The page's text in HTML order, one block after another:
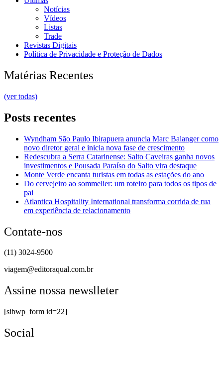
Notícias
Vídeos
Listas
Trade
Revistas Digitais
Política de Privacidade e Proteção de Dados
Matérias Recentes
(ver todas)
Posts recentes
Wyndham São Paulo Ibirapuera anuncia Marc Balanger como
novo diretor geral e inicia nova fase de crescimento
Redescubra a Serra Catarinense: Salto Caveiras ganha novos
investimentos e Pousada Paraíso do Salto vira destaque
Monte Verde encanta turistas em todas as estações do ano
Do cervejeiro ao sommelier: um roteiro para todos os tipos de
pai
Atlantica Hospitality International transforma corrida de rua
em experiência de relacionamento
Contate-nos
(11) 3024-9500
viagem@editoraqual.com.br
Assine nossa newslleter
[sibwp_form id=22]
Social